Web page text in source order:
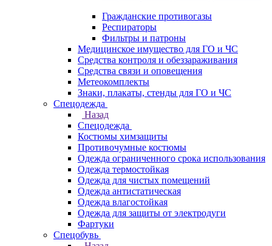
Гражданские противогазы
Респираторы
Фильтры и патроны
Медицинское имущество для ГО и ЧС
Средства контроля и обеззараживания
Средства связи и оповещения
Метеокомплекты
Знаки, плакаты, стенды для ГО и ЧС
Спецодежда
Назад
Спецодежда
Костюмы химзащиты
Противочумные костюмы
Одежда ограниченного срока использования
Одежда термостойкая
Одежда для чистых помещений
Одежда антистатическая
Одежда влагостойкая
Одежда для защиты от электродуги
Фартуки
Спецобувь